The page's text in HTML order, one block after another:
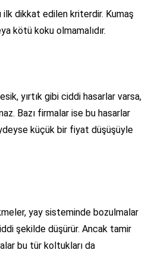
ilk dikkat edilen kriterdir. Kumaş
kötü koku olmamalıdır.
yırtık gibi ciddi hasarlar varsa,
Bazı firmalar ise bu hasarlar
küçük bir fiyat düşüşüyle
yay sisteminde bozulmalar
şekilde düşürür. Ancak tamir
bu tür koltukları da